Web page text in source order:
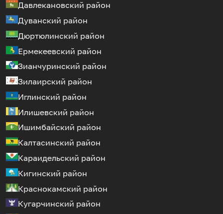
Давлекановский район
Дуванский район
Дюртюлинский район
Ермекеевский район
Зианчуринский район
Зилаирский район
Иглинский район
Илишевский район
Ишимбайский район
Калтасинский район
Караидельский район
Кигинский район
Краснокамский район
Кугарчинский район